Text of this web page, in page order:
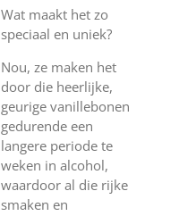
Wat maakt het zo
speciaal en uniek?
Nou, ze maken het
door die heerlijke,
geurige vanillebonen
gedurende een
langere periode te
weken in alcohol,
waardoor al die rijke
smaken en